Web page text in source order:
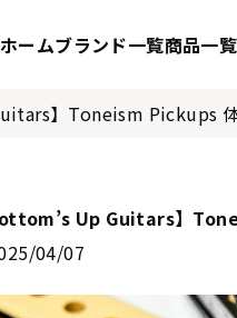
ホームブランド一覧商品一覧
】Toneism Pickups
Up Guitars】
04/07